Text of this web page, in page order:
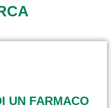
UN FARMACO